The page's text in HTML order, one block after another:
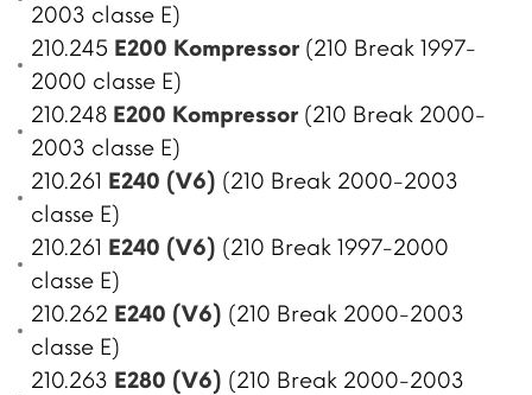
2003 classe E)
210.245 E200 Kompressor (210 Break 1997-
2000 classe E)
210.248 E200 Kompressor (210 Break 2000-
2003 classe E)
210.261 E240 (V6) (210 Break 2000-2003
classe E)
210.261 E240 (V6) (210 Break 1997-2000
classe E)
210.262 E240 (V6) (210 Break 2000-2003
classe E)
210.263 E280 (V6) (210 Break 2000-2003